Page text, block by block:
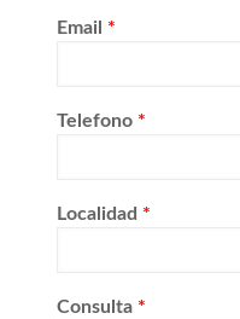
Email *
Telefono *
Localidad *
Consulta *